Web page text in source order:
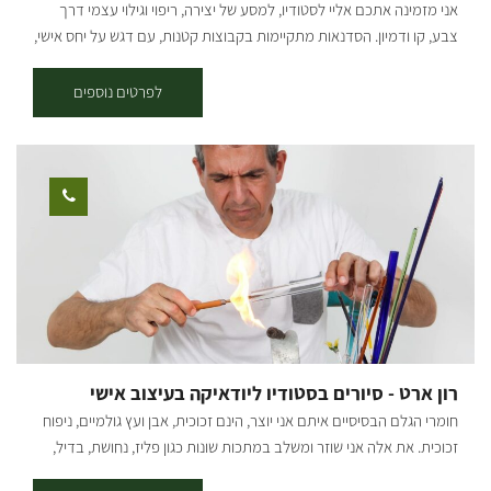
ids="29503,29495,29499,30083,30085,30087,30089,30091,30095,30
097,29497,29501"]
אני מזמינה אתכם אליי לסטודיו, למסע של יצירה, ריפוי וגילוי עצמי דרך
צבע, קו ודמיון. הסדנאות מתקיימות בקבוצות קטנות, עם דגש על יחס אישי,
באומנות שמתמחה בחיזוק חוסן נפשי, אני משלבת בכל מפגש כלים מעולם
התרפיה והמודעות, ומאפשרת לכל משתתף להתחבר פנימה, לשחרר ולתת
מקום לאמת הפנימית דרך היצירה. זוהי לא רק סדנת ציור – אלא חוויה
צילום: אמנון ארד
לפרטים נוספים
רון ארט - סיורים בסטודיו ליודאיקה בעיצוב אישי
חומרי הגלם הבסיסיים איתם אני יוצר, הינם זכוכית, אבן ועץ גולמיים, ניפוח
זכוכית. את אלה אני שוזר ומשלב במתכות שונות כגון פליז, נחושת, בדיל,